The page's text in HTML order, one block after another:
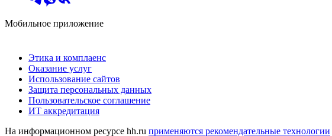
Мобильное приложение
Этика и комплаенс
Оказание услуг
Использование сайтов
Защита персональных данных
Пользовательское соглашение
ИТ аккредитация
На информационном ресурсе hh.ru применяются рекомендательные технологии